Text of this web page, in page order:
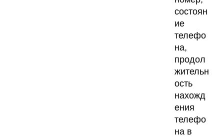
состоян
ие
телефо
на,
продол
жительн
ость
нахожд
ения
телефо
на в